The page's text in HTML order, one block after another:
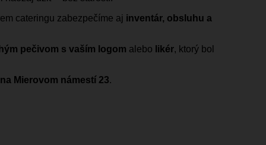
cateringu zabezpečíme aj inventár, obsluhu a
pečivom s vaším logom alebo likér, ktorý bol
Mierovom námestí 23.